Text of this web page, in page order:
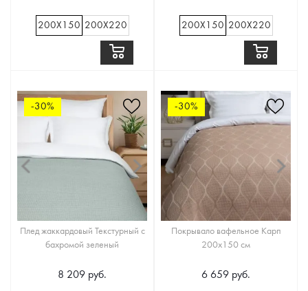
200Х150 200Х220 200Х150 200Х220
-30%
Плед жаккардовый Текстурный с
бахромой зеленый
8 209 руб.
-30%
Покрывало вафельное Карп
200x150 см
6 659 руб.